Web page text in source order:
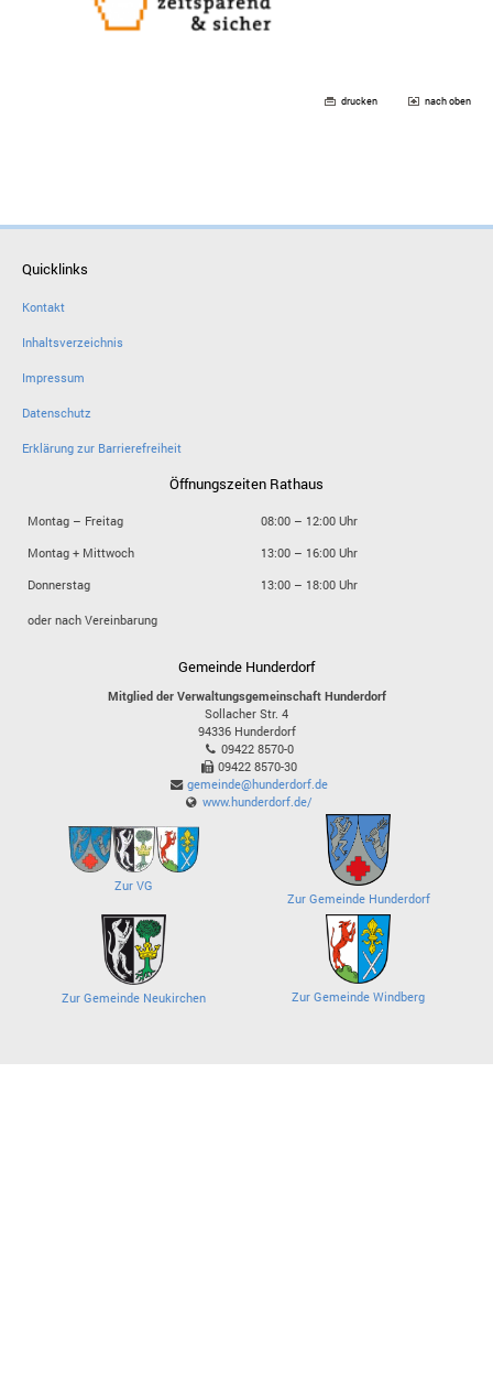
drucken nach oben
Quicklinks
Kontakt
Inhaltsverzeichnis
Impressum
Datenschutz
Erklärung zur Barrierefreiheit
Öffnungszeiten Rathaus
Montag – Freitag
08:00 – 12:00 Uhr
Montag + Mittwoch
13:00 – 16:00 Uhr
Donnerstag
13:00 – 18:00 Uhr
oder nach Vereinbarung
Gemeinde Hunderdorf
Mitglied der Verwaltungsgemeinschaft Hunderdorf
Sollacher Str. 4
94336 Hunderdorf
09422 8570-0
09422 8570-30
gemeinde@hunderdorf.de
www.hunderdorf.de/
Zur VG
Zur Gemeinde Hunderdorf
Zur Gemeinde Neukirchen Zur Gemeinde Windberg